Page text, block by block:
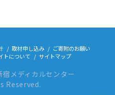
取材申し込み
ご寄附のお願い
トについて サイトマップ
メディカルセンター
Reserved.